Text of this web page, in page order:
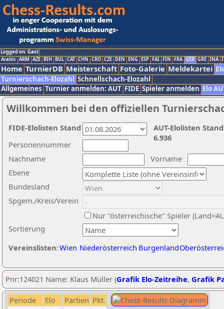
Logged on: Gast
Arabic ARM AZE BIH BUL CAT CHN CRO CZE DEN ENG ESP FAI FIN FRA GER GRE INA
Home TurnierDB Meisterschaft Foto-Galerie Meldekartei
Turnierschach-Elozahl Schnellschach-Elozahl
Allgemeines Turnier anmelden: AUT FIDE Spieler anmelden Elo
Willkommen bei den offiziellen
Nachname
Vorname
Ebene
Sortierung
Personennummer
Bundesland
Spgem./Kreis/Verein
Nur "österreichische" Spieler
Vereinslisten:Wien Niederösterreich Burgenland
AUT-Elolisten
6.936
FIDE-Elolisten Stand
Pnr:124021 Name: Klaus Müller (Grafik Elo-Zeitreihe, Grafik
Periode Elo Partien Pkt.